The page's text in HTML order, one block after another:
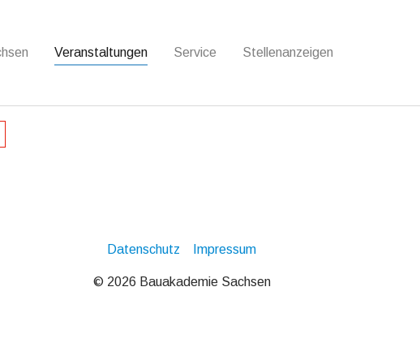
Veranstaltungen Service Stellenanzeigen
Datenschutz Impressum
© 2026 Bauakademie Sachsen